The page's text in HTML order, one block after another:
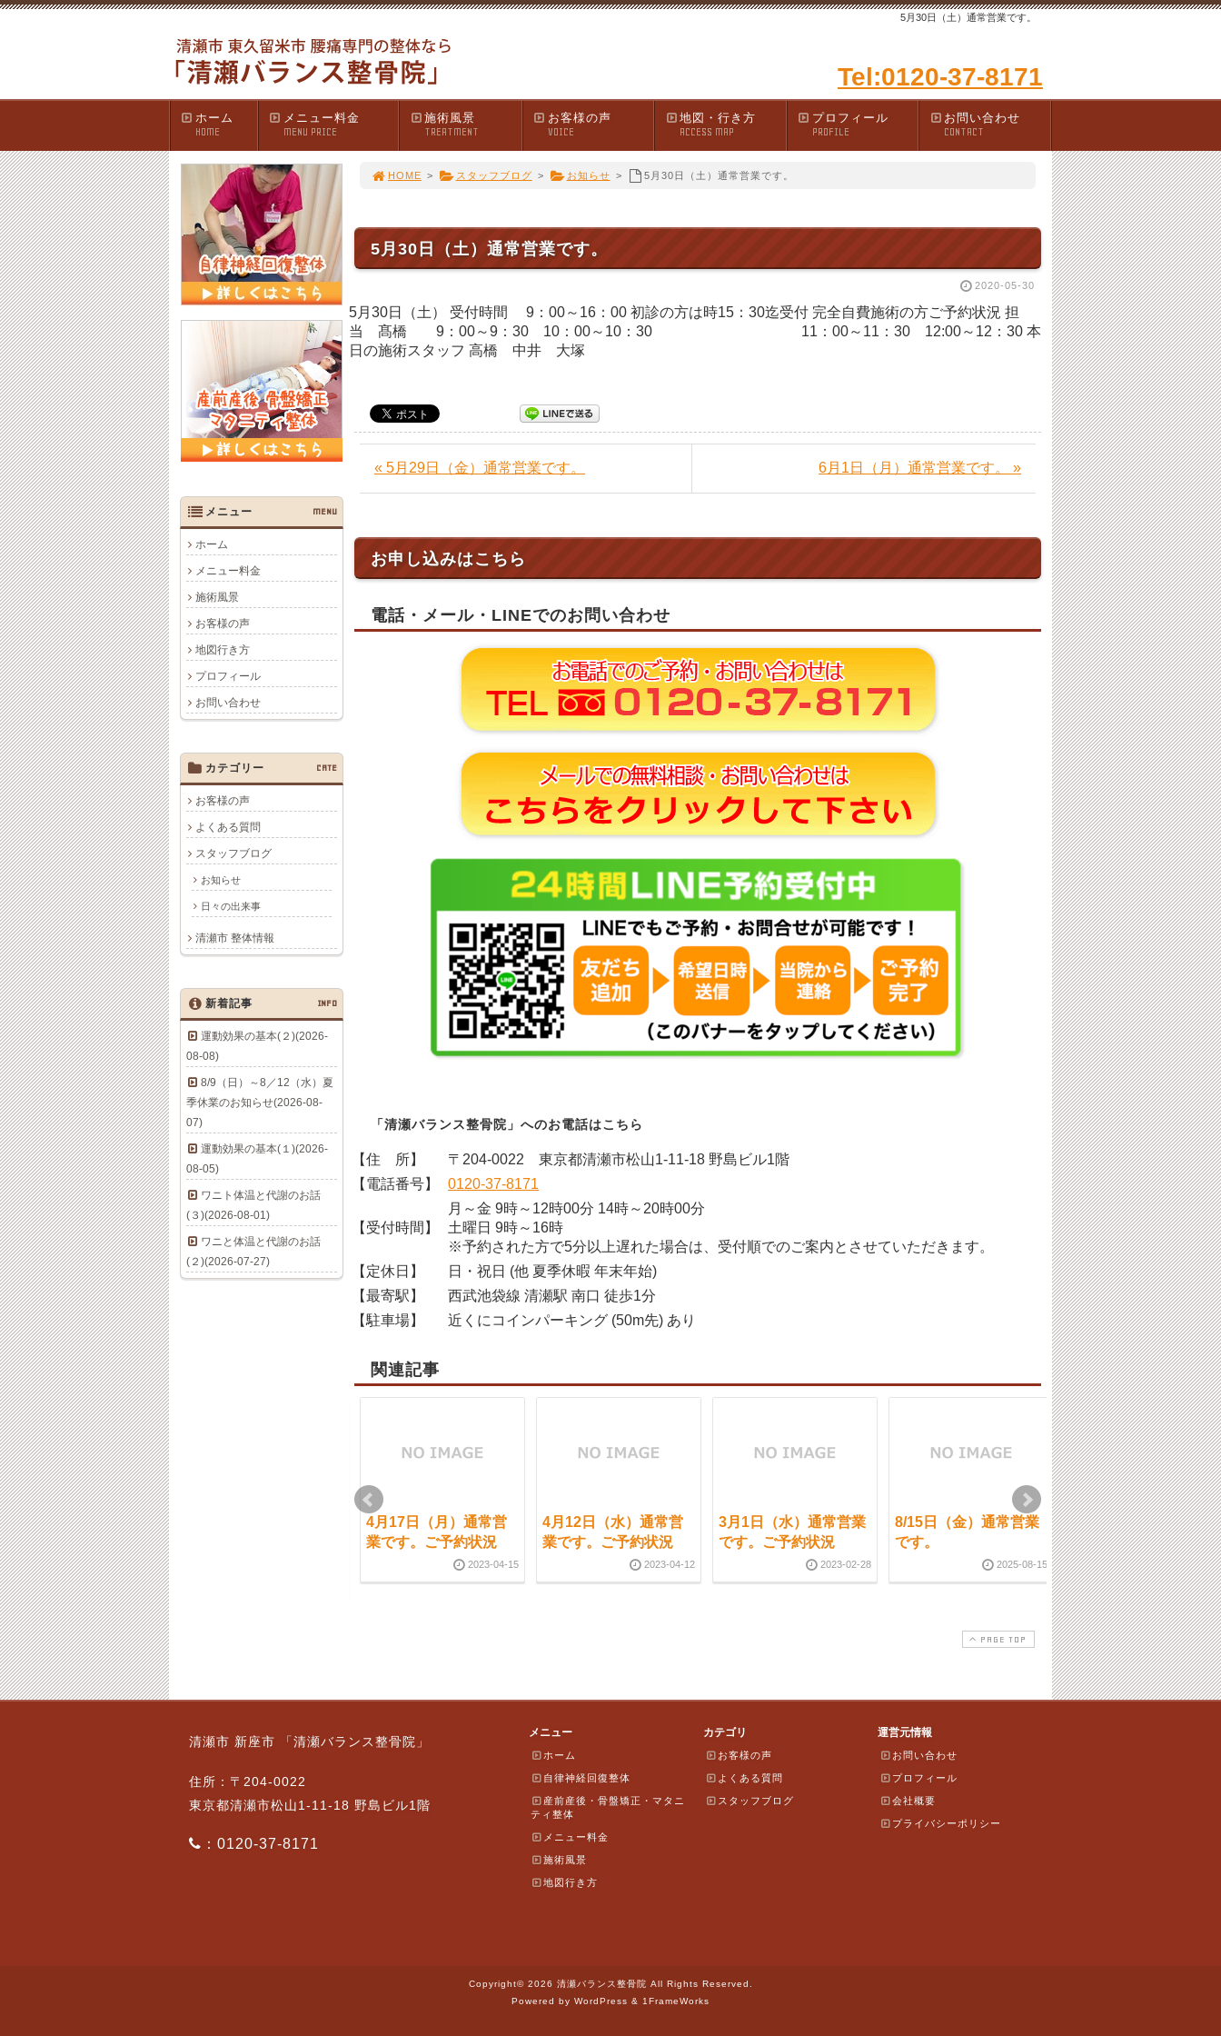
5月30日（土）通常営業です。
Tel:0120-37-8171
ホーム
HOME
メニュー料金
MENU PRICE
施術風景
TREATMENT
お客様の声
VOICE
地図・行き方
ACCESS MAP
プロフィール
PROFILE
お問い合わせ
CONTACT
HOME > スタッフブログ > お知らせ > 5月30日（土）通常営業です。
5月30日（土）通常営業です。
2020-05-30
5月30日（土） 受付時間 9：00～16：00 初診の方は時15：30迄受付 完全自費施術の方ご予約状況 担
当 髙橋 9：00～9：30 10：00～10：30 11：00～11：30 12:00～12：30 本
日の施術スタッフ 高橋 中井 大塚
« 5月29日（金）通常営業です。 6月1日（月）通常営業です。 »
お申し込みはこちら
電話・メール・LINEでのお問い合わせ
「清瀬バランス整骨院」へのお電話はこちら
【住 所】
〒204-0022 東京都清瀬市松山1-11-18 野島ビル1階
【電話番号】
0120-37-8171
【受付時間】
月～金 9時～12時00分 14時～20時00分
土曜日 9時～16時
※予約された方で5分以上遅れた場合は、受付順でのご案内とさせていただきます。
【定休日】
日・祝日 (他 夏季休暇 年末年始)
【最寄駅】
西武池袋線 清瀬駅 南口 徒歩1分
【駐車場】
近くにコインパーキング (50m先) あり
関連記事
7月1日（月）ご案内に
ついて
2019-07-01
4月17日（月）通常営
業です。ご予約状況
2023-04-15
4月12日（水）通常営
業です。ご予約状況
2023-04-12
3月1日（水）通常営業
です。ご予約状況
2023-02-28
8/15日（金）通常営業
です。
2025-08-15
4月20（月）通常営業
の19時迄
2020-04-
の19時迄
PAGE TOP
メニュー MENU
ホーム
メニュー料金
施術風景
お客様の声
地図行き方
プロフィール
お問い合わせ
カテゴリー CATE
お客様の声
よくある質問
スタッフブログ
お知らせ
日々の出来事
清瀬市 整体情報
新着記事 INFO
運動効果の基本(２)(2026-
08-08)
8/9（日）～8／12（水）夏
季休業のお知らせ(2026-08-
07)
運動効果の基本(１)(2026-
08-05)
ワニト体温と代謝のお話
(３)(2026-08-01)
ワニと体温と代謝のお話
(２)(2026-07-27)
清瀬市 新座市 「清瀬バランス整骨院」
住所：〒204-0022
東京都清瀬市松山1-11-18 野島ビル1階
：0120-37-8171
メニュー
ホーム
自律神経回復整体
産前産後・骨盤矯正・マタニ
ティ整体
メニュー料金
施術風景
地図行き方
カテゴリ
お客様の声
よくある質問
スタッフブログ
運営元情報
お問い合わせ
プロフィール
会社概要
プライバシーポリシー
Copyright© 2026 清瀬バランス整骨院 All Rights Reserved.
Powered by WordPress & 1FrameWorks